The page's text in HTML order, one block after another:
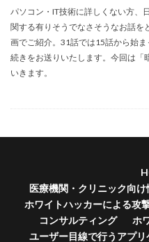
パソコン・IT技術に詳しくない方、
関する有りそうでなさそうなお話を
画でご紹介。31話では15話から始
続きをお送りいたします。今回は「
いきます。
医療機関・クリニック向
ホワイトハッカーによる攻
コンサルティング
ホ
ユーザー目線で行うアプ